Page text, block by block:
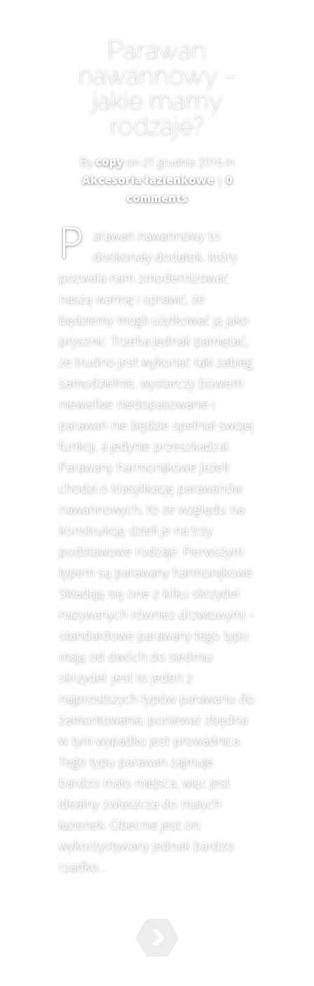
Parawan
nawannowy –
jakie mamy
rodzaje?
Bycopyon 21 grudnia 2016 in
Akcesoria łazienkowe|0
comments
P
arawan nawannowy to
doskonały dodatek, który
pozwala nam zmodernizować
naszą wannę i sprawić, że
będziemy mogli użytkować ją jako
prysznic. Trzeba jednak pamiętać,
że trudno jest wykonać taki zabieg
samodzielnie, wystarczy bowiem
niewielkie niedopasowanie i
parawan nie będzie spełniał swojej
funkcji, a jedynie przeszkadzał.
Parawany harmonijkowe Jeżeli
chodzi o klasyfikację parawanów
nawannowych, to ze względu na
konstrukcję dzieli je na trzy
podstawowe rodzaje. Pierwszym
typem są parawany harmonijkowe.
Składają się one z kilku skrzydeł
nazywanych również drzwiowymi –
standardowe parawany tego typu
mają od dwóch do siedmiu
skrzydeł. Jest to jeden z
najprostszych typów parawanu do
zamontowania, ponieważ zbędna
w tym wypadku jest prowadnica.
Tego typu parawan zajmuje
bardzo mało miejsca, więc jest
idealny zwłaszcza do małych
łazienek. Obecnie jest on
wykorzystywany jednak bardzo
rzadko....